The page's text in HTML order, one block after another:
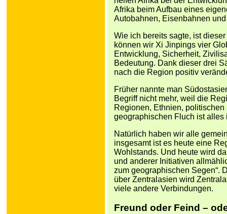
Afrika beim Aufbau eines
Autobahnen, Eisenbahnen
Wie ich bereits sagte, ist
können wir Xi Jinpings vier
Entwicklung, Sicherheit,
Bedeutung. Dank dieser drei
nach die Region positiv
Früher nannte man
Begriff nicht mehr, weil die
Regionen, Ethnien,
geographischen Fluch ist
Natürlich haben wir alle
insgesamt ist es heute eine
Wohlstands. Und heute wird
und anderer Initiativen
zum geographischen Segen“.
über Zentralasien wird
viele andere Verbindungen.
Freund oder Feind –